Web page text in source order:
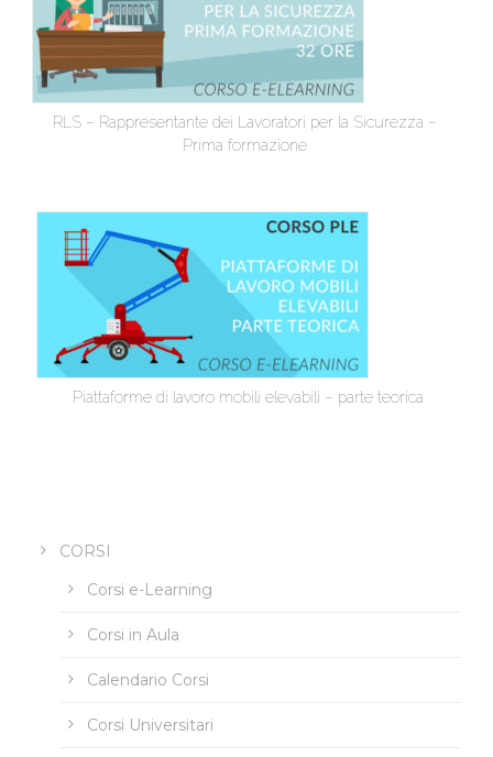
RLS – Rappresentante dei Lavoratori per la Sicurezza –
Prima formazione
Piattaforme di lavoro mobili elevabili – parte teorica
CORSI
Corsi e-Learning
Corsi in Aula
Calendario Corsi
Corsi Universitari